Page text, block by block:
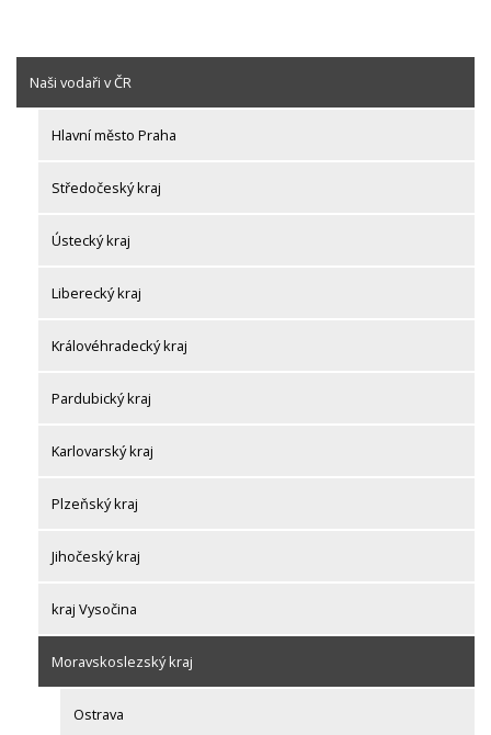
Naši vodaři v ČR
Hlavní město Praha
Středočeský kraj
Ústecký kraj
Liberecký kraj
Královéhradecký kraj
Pardubický kraj
Karlovarský kraj
Plzeňský kraj
Jihočeský kraj
kraj Vysočina
Moravskoslezský kraj
Ostrava